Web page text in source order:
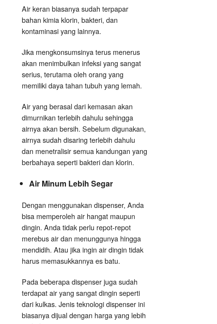
Air keran biasanya sudah terpapar
bahan kimia klorin, bakteri, dan
kontaminasi yang lainnya.
Jika mengkonsumsinya terus menerus
akan menimbulkan infeksi yang sangat
serius, terutama oleh orang yang
memiliki daya tahan tubuh yang lemah.
Air yang berasal dari kemasan akan
dimurnikan terlebih dahulu sehingga
airnya akan bersih. Sebelum digunakan,
airnya sudah disaring terlebih dahulu
dan menetralisir semua kandungan yang
berbahaya seperti bakteri dan klorin.
Air Minum Lebih Segar
Dengan menggunakan dispenser, Anda
bisa memperoleh air hangat maupun
dingin. Anda tidak perlu repot-repot
merebus air dan menunggunya hingga
mendidih. Atau jika ingin air dingin tidak
harus memasukkannya es batu.
Pada beberapa dispenser juga sudah
terdapat air yang sangat dingin seperti
dari kulkas. Jenis teknologi dispenserini
biasanya dijual dengan harga yang lebih